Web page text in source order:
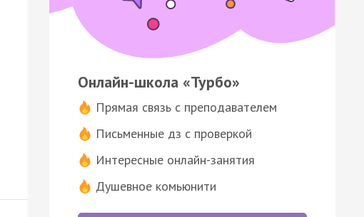
Онлайн-школа «Турбо»
Прямая связь с преподавателем
Письменные дз с проверкой
Интересные онлайн-занятия
Душевное комьюнити